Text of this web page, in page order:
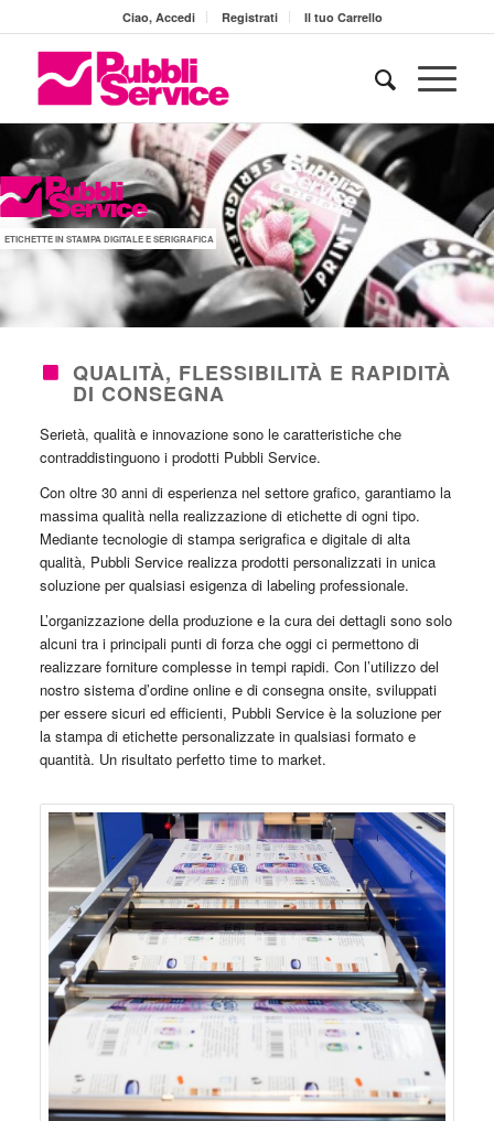
Ciao, Accedi Registrati Il tuo Carrello
ETICHETTE IN STAMPA DIGITALE E SERIGRAFICA
QUALITÀ, FLESSIBILITÀ E RAPIDITÀ
DI CONSEGNA
Serietà, qualità e innovazione sono le caratteristiche che
contraddistinguono i prodotti Pubbli Service.
Con oltre 30 anni di esperienza nel settore grafico, garantiamo la
massima qualità nella realizzazione di etichette di ogni tipo.
Mediante tecnologie di stampa serigrafica e digitale di alta
qualità, Pubbli Service realizza prodotti personalizzati in unica
soluzione per qualsiasi esigenza di labeling professionale.
L’organizzazione della produzione e la cura dei dettagli sono solo
alcuni tra i principali punti di forza che oggi ci permettono di
realizzare forniture complesse in tempi rapidi. Con l’utilizzo del
nostro sistema d’ordine online e di consegna onsite, sviluppati
per essere sicuri ed efficienti, Pubbli Service è la soluzione per
la stampa di etichette personalizzate in qualsiasi formato e
quantità. Un risultato perfetto time to market.